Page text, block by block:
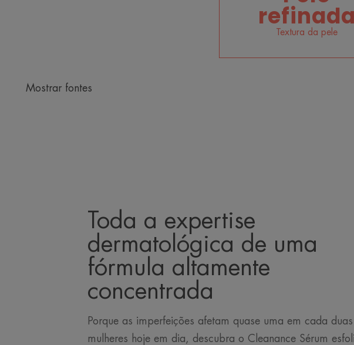
refinada
Textura da pele
Mostrar fontes
Toda a expertise
dermatológica de uma
fórmula altamente
concentrada
Porque as imperfeições afetam quase uma em cada duas
mulheres hoje em dia, descubra o Cleanance Sérum